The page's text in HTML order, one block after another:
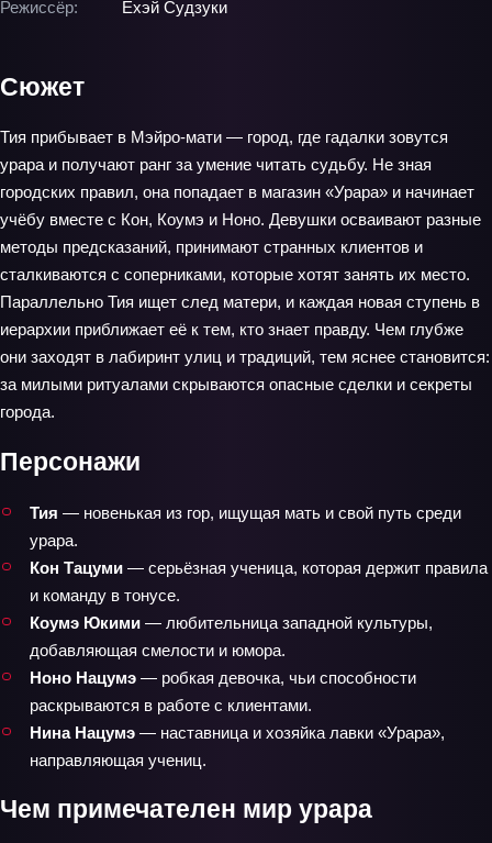
Режиссёр: Ёхэй Судзуки
Сюжет
Тия прибывает в Мэйро-мати — город, где гадалки зовутся
урара и получают ранг за умение читать судьбу. Не зная
городских правил, она попадает в магазин «Урара» и начинает
учёбу вместе с Кон, Коумэ и Ноно. Девушки осваивают разные
методы предсказаний, принимают странных клиентов и
сталкиваются с соперниками, которые хотят занять их место.
Параллельно Тия ищет след матери, и каждая новая ступень в
иерархии приближает её к тем, кто знает правду. Чем глубже
они заходят в лабиринт улиц и традиций, тем яснее становится:
за милыми ритуалами скрываются опасные сделки и секреты
города.
Персонажи
Тия — новенькая из гор, ищущая мать и свой путь среди
урара.
Кон Тацуми — серьёзная ученица, которая держит правила
и команду в тонусе.
Коумэ Юкими — любительница западной культуры,
добавляющая смелости и юмора.
Ноно Нацумэ — робкая девочка, чьи способности
раскрываются в работе с клиентами.
Нина Нацумэ — наставница и хозяйка лавки «Урара»,
направляющая учениц.
Чем примечателен мир урара